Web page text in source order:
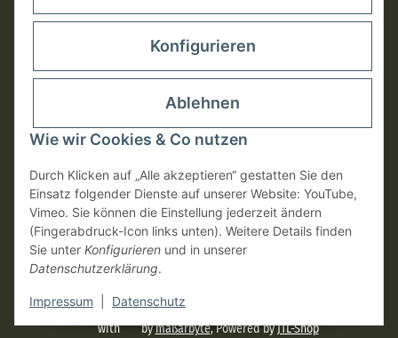
Konfigurieren
Ablehnen
Wie wir Cookies & Co nutzen
Durch Klicken auf „Alle akzeptieren“ gestatten Sie den
Einsatz folgender Dienste auf unserer Website: YouTube,
Vimeo. Sie können die Einstellung jederzeit ändern
(Fingerabdruck-Icon links unten). Weitere Details finden
Sie unter Konfigurieren und in unserer
Datenschutzerklärung.
Impressum Datenschutz
Vertrag widerrufen
* Alle Preise inkl. gesetzlicher USt., zzgl.
with bymaßarbyte, Powered byJTL-Shop